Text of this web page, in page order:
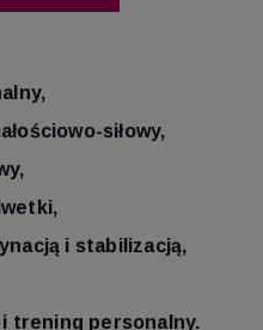
siłowy,
i stabilizacją,
trening personalny.